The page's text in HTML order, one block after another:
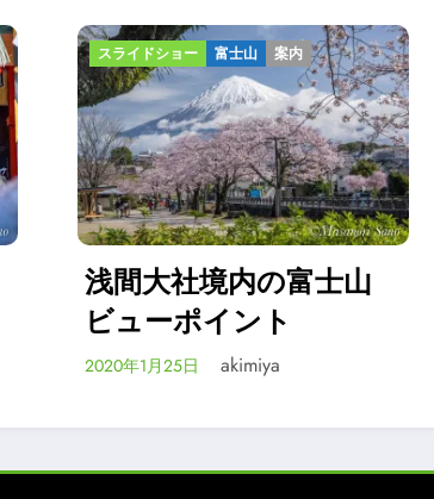
ギャラリー スライドショー 報告
令和2年浅間大社流鏑馬
祭は神事のみ
2020年3月24日 akimiya